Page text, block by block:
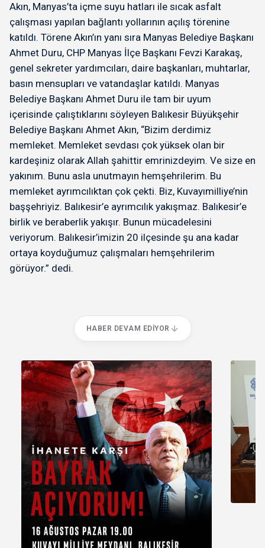
Akın, Manyas’ta içme suyu hatları ile sıcak asfalt
çalışması yapılan bağlantı yollarının açılış törenine
katıldı. Törene Akın’ın yanı sıra Manyas Belediye Başkanı
Ahmet Duru, CHP Manyas İlçe Başkanı Fevzi Karakaş,
genel sekreter yardımcıları, daire başkanları, muhtarlar,
basın mensupları ve vatandaşlar katıldı. Manyas
Belediye Başkanı Ahmet Duru ile tam bir uyum
içerisinde çalıştıklarını söyleyen Balıkesir Büyükşehir
Belediye Başkanı Ahmet Akın, “Bizim derdimiz
memleket. Memleket sevdası çok yüksek olan bir
kardeşiniz olarak Allah şahittir emrinizdeyim. Ve size en
yakınım. Bunu asla unutmayın hemşehrilerim. Bu
memleket ayrımcılıktan çok çekti. Biz, Kuvayımilliye’nin
başşehriyiz. Balıkesir’e ayrımcılık yakışmaz. Balıkesir’e
birlik ve beraberlik yakışır. Bunun mücadelesini
veriyorum. Balıkesir’imizin 20 ilçesinde şu ana kadar
ortaya koyduğumuz çalışmaları hemşehrilerim
görüyor.” dedi.
HABER DEVAM EDIYOR